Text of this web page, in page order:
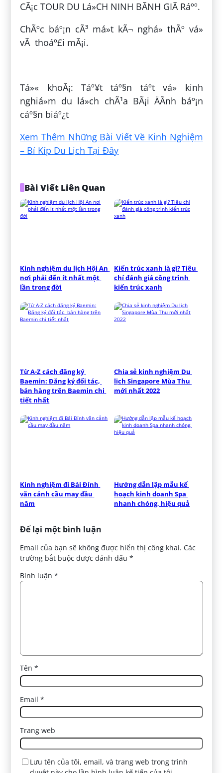
CÃ¡c TOUR DU Lá»CH NINH BÃNH GIÃ Ráºº.
ChÃºc báº¡n cÃ³ má»t kÃ¬ nghá» thÃº vá»
vÃ thoáº£i mÃ¡i.
Tá»« khoÃ¡: Táº¥t táº§n táº­t vá» kinh
nghiá»m du lá»ch chÃ¹a BÃ¡i ÄÃ­nh báº¡n
cáº§n biáº¿t
Xem Thêm Những Bài Viết Về Kinh Nghiệm
– Bí Kíp Du Lịch Tại Đây
Bài Viết Liên Quan
Kinh nghiệm du lịch Hội An
nơi phải đến ít nhất một
lần trong đời
Kiến trúc xanh là gì? Tiêu
chí đánh giá công trình
kiến trúc xanh
Từ A-Z cách đăng ký
Baemin: Đăng ký đối tác,
bán hàng trên Baemin chi
tiết nhất
Chia sẻ kinh nghiệm Du
lịch Singapore Mùa Thu
mới nhất 2022
Kinh nghiệm đi Bái Đính
vãn cảnh cầu may đầu
năm
Hướng dẫn lập mẫu kế
hoạch kinh doanh Spa
nhanh chóng, hiệu quả
Để lại một bình luận
Email của bạn sẽ không được hiển thị công khai. Các
trường bắt buộc được đánh dấu*
Bình luận*
Tên*
Email*
Trang web
Lưu tên của tôi, email, và trang web trong trình